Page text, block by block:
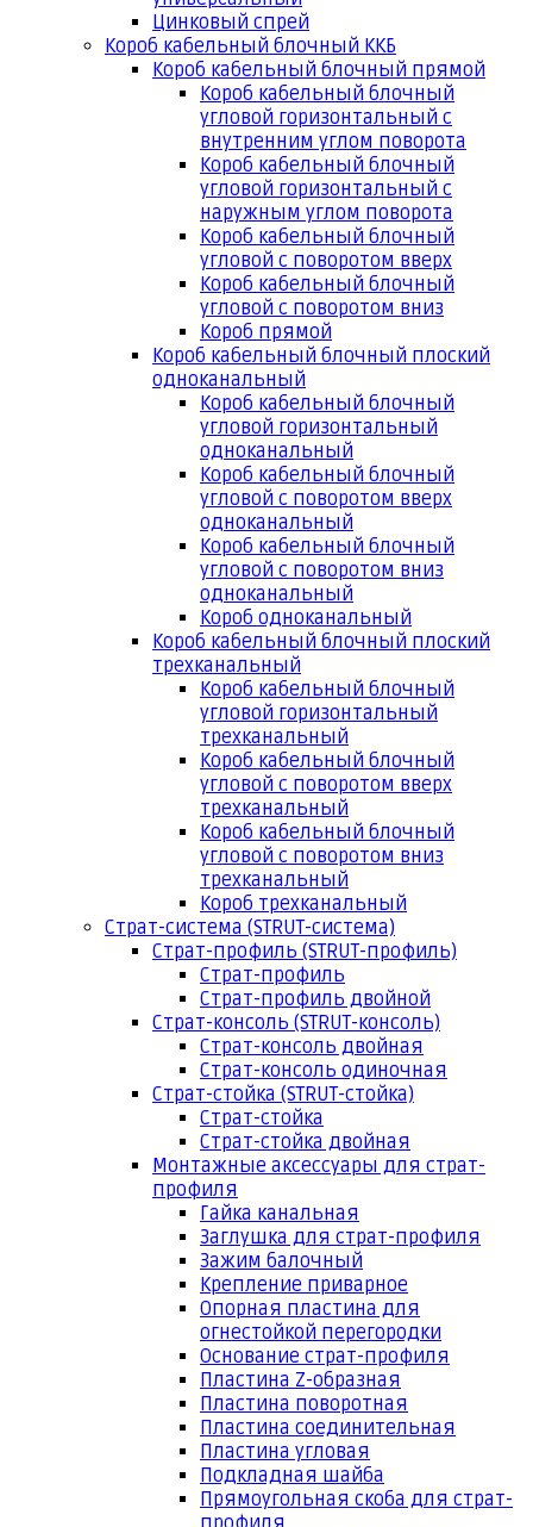
Цинковый спрей
Короб кабельный блочный ККБ
Короб кабельный блочный прямой
Короб кабельный блочный
угловой горизонтальный с
внутренним углом поворота
Короб кабельный блочный
угловой горизонтальный с
наружным углом поворота
Короб кабельный блочный
угловой с поворотом вверх
Короб кабельный блочный
угловой с поворотом вниз
Короб прямой
Короб кабельный блочный плоский
одноканальный
Короб кабельный блочный
угловой горизонтальный
одноканальный
Короб кабельный блочный
угловой с поворотом вверх
одноканальный
Короб кабельный блочный
угловой с поворотом вниз
одноканальный
Короб одноканальный
Короб кабельный блочный плоский
трехканальный
Короб кабельный блочный
угловой горизонтальный
трехканальный
Короб кабельный блочный
угловой с поворотом вверх
трехканальный
Короб кабельный блочный
угловой с поворотом вниз
трехканальный
Короб трехканальный
Страт-система (STRUT-система)
Страт-профиль (STRUT-профиль)
Страт-профиль
Страт-профиль двойной
Страт-консоль (STRUT-консоль)
Страт-консоль двойная
Страт-консоль одиночная
Страт-стойка (STRUT-стойка)
Страт-стойка
Страт-стойка двойная
Монтажные аксессуары для страт-
профиля
Гайка канальная
Заглушка для страт-профиля
Зажим балочный
Крепление приварное
Опорная пластина для
огнестойкой перегородки
Основание страт-профиля
Пластина Z-образная
Пластина поворотная
Пластина соединительная
Пластина угловая
Подкладная шайба
Прямоугольная скоба для страт-